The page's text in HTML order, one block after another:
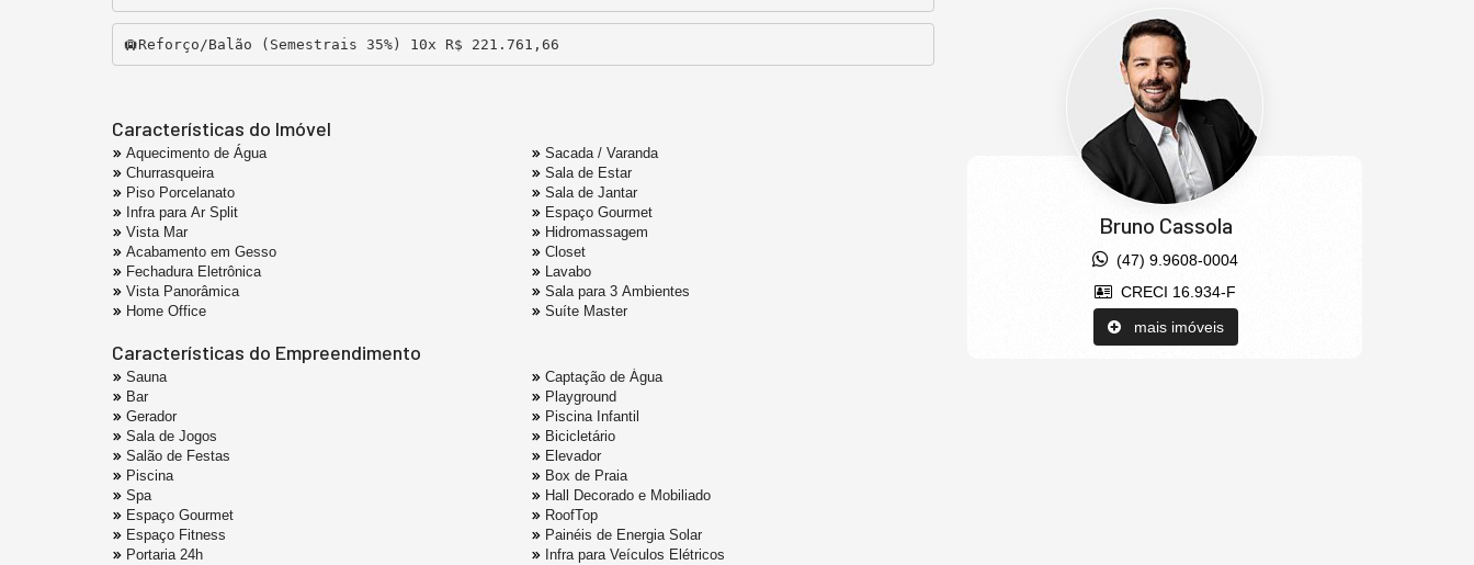
🛄Reforço/Balão (Semestrais 35%) 10x R$ 221.761,66
Características do Imóvel
Aquecimento de Água
Churrasqueira
Piso Porcelanato
Infra para Ar Split
Vista Mar
Acabamento em Gesso
Fechadura Eletrônica
Vista Panorâmica
Home Office
Sacada / Varanda
Sala de Estar
Sala de Jantar
Espaço Gourmet
Hidromassagem
Closet
Lavabo
Sala para 3 Ambientes
Suíte Master
Características do Empreendimento
Sauna
Bar
Gerador
Sala de Jogos
Salão de Festas
Piscina
Spa
Espaço Gourmet
Espaço Fitness
Portaria 24h
Captação de Água
Playground
Piscina Infantil
Bicicletário
Elevador
Box de Praia
Hall Decorado e Mobiliado
RoofTop
Painéis de Energia Solar
Infra para Veículos Elétricos
Bruno Cassola
(47) 9.9608-0004
CRECI 16.934-F
mais imóveis